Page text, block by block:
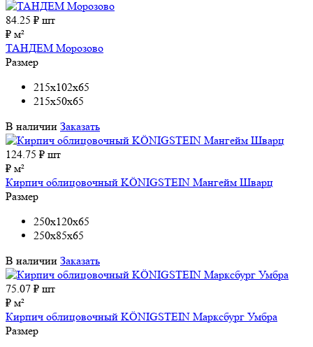
84.25 ₽ шт
₽ м²
ТАНДЕМ Морозово
Размер
215x102x65
215x50x65
В наличии Заказать
124.75 ₽ шт
₽ м²
Кирпич облицовочный KÖNIGSTEIN Мангейм Шварц
Размер
250x120x65
250x85x65
В наличии Заказать
75.07 ₽ шт
₽ м²
Кирпич облицовочный KÖNIGSTEIN Марксбург Умбра
Размер